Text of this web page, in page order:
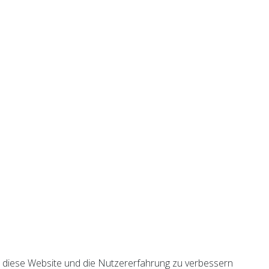
Website und die Nutzererfahrung zu verbessern